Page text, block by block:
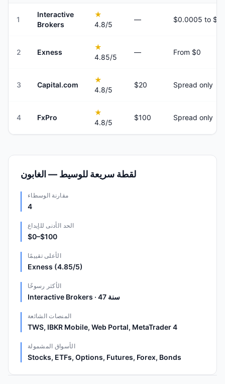
1
Interactive
Brokers
★
4.8/5
—
2 Exness
★
4.85/5
— From $0
3 Capital.com
★
4.8/5
$20 Spread only
4 FxPro
★
4.8/5
$100 Spread only
لقطة سريعة للوسيط — الغابون
مقارنة الوسطاء
4
الحد الأدنى للإيداع
$0–$100
الأعلى تقييمًا
Exness (4.85/5)
الأكثر رسوخًا
Interactive Brokers · 47 سنة
المنصات الشائعة
TWS, IBKR Mobile, Web Portal, MetaTrader 4
الأسواق المشمولة
Stocks, ETFs, Options, Futures, Forex, Bonds